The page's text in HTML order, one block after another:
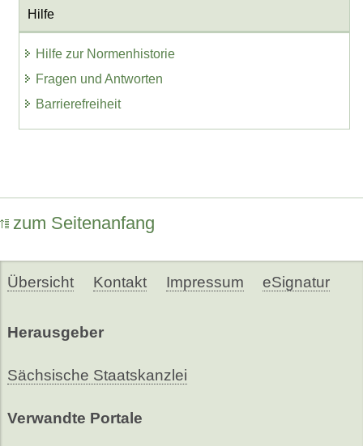
Hilfe
Hilfe zur Normenhistorie
Fragen und Antworten
Barrierefreiheit
zum Seitenanfang
Übersicht Kontakt Impressum eSignatur
Herausgeber
Sächsische Staatskanzlei
Verwandte Portale